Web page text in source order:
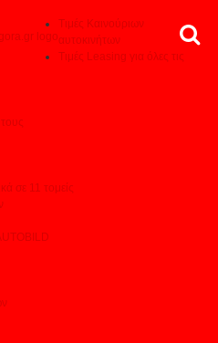
Τιμές Καινούριων
αυτοκινήτων
Τιμές Leasing για όλες τις
σε 11 τομείς